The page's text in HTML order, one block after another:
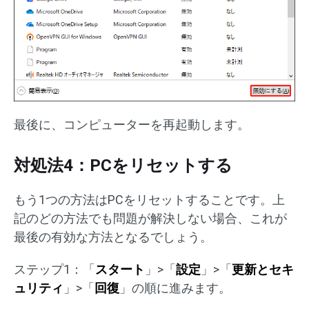
最後に、コンピューターを再起動します。
対処法4：PCをリセットする
もう1つの方法はPCをリセットすることです。上
記のどの方法でも問題が解決しない場合、これが
最後の有効な方法となるでしょう。
ステップ1：「 スタート 」>「 設定 」>「 更新とセキ
ュリティ 」>「 回復 」の順に進みます。